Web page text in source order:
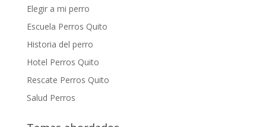
Elegir a mi perro
Escuela Perros Quito
Historia del perro
Hotel Perros Quito
Rescate Perros Quito
Salud Perros